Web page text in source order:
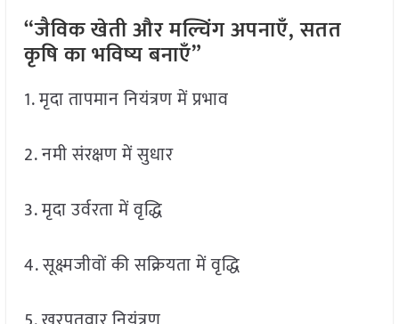
“जैविक खेती और मल्चिंग अपनाएँ, सतत
कृषि का भविष्य बनाएँ”
1. मृदा तापमान नियंत्रण में प्रभाव
2. नमी संरक्षण में सुधार
3. मृदा उर्वरता में वृद्धि
4. सूक्ष्मजीवों की सक्रियता में वृद्धि